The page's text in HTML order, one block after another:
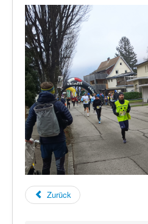
Zurück